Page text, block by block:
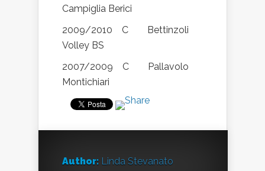
Campiglia Berici
2009/2010 C Bettinzoli
Volley BS
2007/2009 C Pallavolo
Montichiari
Author: Linda Stevanato